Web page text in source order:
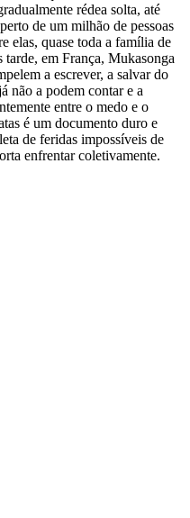
rédea solta, até
de um milhão de pessoas
elas, quase toda a família de
em França, Mukasonga
a escrever, a salvar do
não a podem contar e a
entre o medo e o
é um documento duro e
de feridas impossíveis de
enfrentar coletivamente.